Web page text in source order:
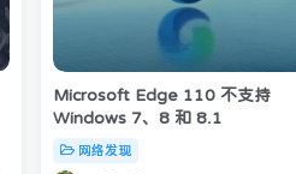
Microsoft Edge 110 不支持
Windows 7、8 和 8.1
网络发现